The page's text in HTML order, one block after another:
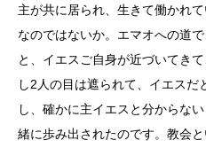
主が共に居られ、生きて働かれ
なのではないか。エマオへの道
と、イエスご自身が近づいてき
し2人の目は遮られて、イエス
し、確かに主イエスと分からな
緒に歩み出されたのです。教会